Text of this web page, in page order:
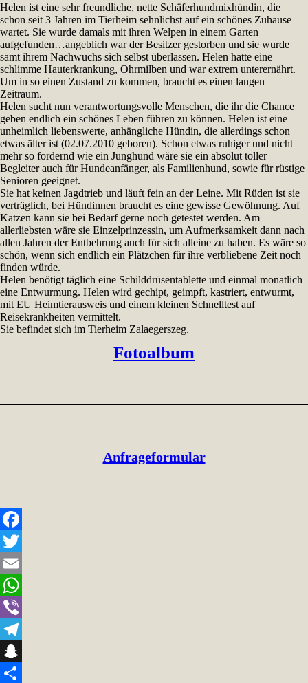
Helen ist eine sehr freundliche, nette Schäferhundmixhündin, die
schon seit 3 Jahren im Tierheim sehnlichst auf ein schönes Zuhause
wartet. Sie wurde damals mit ihren Welpen in einem Garten
aufgefunden…angeblich war der Besitzer gestorben und sie wurde
samt ihrem Nachwuchs sich selbst überlassen. Helen hatte eine
schlimme Hauterkrankung, Ohrmilben und war extrem unterernährt.
Um in so einen Zustand zu kommen, braucht es einen langen
Zeitraum.
Helen sucht nun verantwortungsvolle Menschen, die ihr die Chance
geben endlich ein schönes Leben führen zu können. Helen ist eine
unheimlich liebenswerte, anhängliche Hündin, die allerdings schon
etwas älter ist (02.07.2010 geboren). Schon etwas ruhiger und nicht
mehr so fordernd wie ein Junghund wäre sie ein absolut toller
Begleiter auch für Hundeanfänger, als Familienhund, sowie für rüstige
Senioren geeignet.
Sie hat keinen Jagdtrieb und läuft fein an der Leine. Mit Rüden ist sie
verträglich, bei Hündinnen braucht es eine gewisse Gewöhnung. Auf
Katzen kann sie bei Bedarf gerne noch getestet werden. Am
allerliebsten wäre sie Einzelprinzessin, um Aufmerksamkeit dann nach
allen Jahren der Entbehrung auch für sich alleine zu haben. Es wäre so
schön, wenn sich endlich ein Plätzchen für ihre verbliebene Zeit noch
finden würde.
Helen benötigt täglich eine Schilddrüsentablette und einmal monatlich
eine Entwurmung. Helen wird gechipt, geimpft, kastriert, entwurmt,
mit EU Heimtierausweis und einem kleinen Schnelltest auf
Reisekrankheiten vermittelt.
Sie befindet sich im Tierheim Zalaegerszeg.
Fotoalbum
Anfrageformular
Facebook
Twitter
Email
WhatsApp
Viber
Telegram
Snapchat